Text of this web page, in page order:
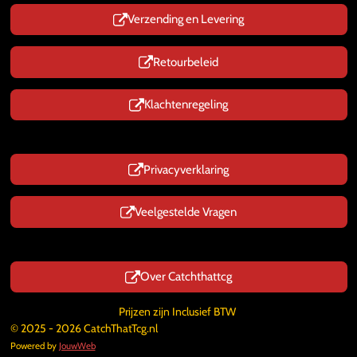
Verzending en Levering
Retourbeleid
Klachtenregeling
Privacyverklaring
Veelgestelde Vragen
Over Catchthattcg
Prijzen zijn Inclusief BTW
© 2025 - 2026 CatchThatTcg.nl
Powered by JouwWeb